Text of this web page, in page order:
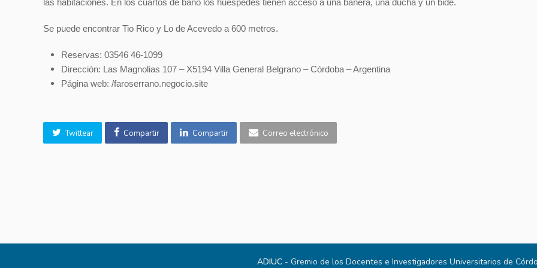
las habitaciones. En los cuartos de baño los huéspedes tienen acceso a una bañera, una ducha y un bidé.
Se puede encontrar Tio Rico y Lo de Acevedo a 600 metros.
Reservas: 03546 46-1099
Dirección: Las Magnolias 107 – X5194 Villa General Belgrano – Córdoba – Argentina
Página web: /faroserrano.negocio.site
Twittear Compartir Compartir Correo electrónico
ADIUC- Gremio de los Docentes e Investigadores Universitarios de